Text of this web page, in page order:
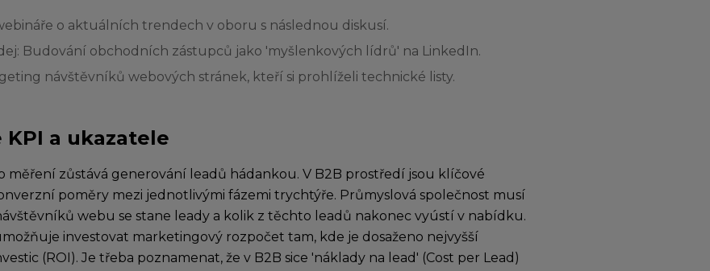
o aktuálních trendech v oboru s následnou diskusí.
Budování obchodních zástupců jako 'myšlenkových lídrů' na LinkedIn.
návštěvníků webových stránek, kteří si prohlíželi technické listy.
KPI a ukazatele
měření zůstává generování leadů hádankou. V B2B prostředí jsou klíčové
poměry mezi jednotlivými fázemi trychtýře. Průmyslová společnost musí
webu se stane leady a kolik z těchto leadů nakonec vyústí v nabídku.
investovat marketingový rozpočet tam, kde je dosaženo nejvyšší
(ROI). Je třeba poznamenat, že v B2B sice 'náklady na lead' (Cost per Lead)